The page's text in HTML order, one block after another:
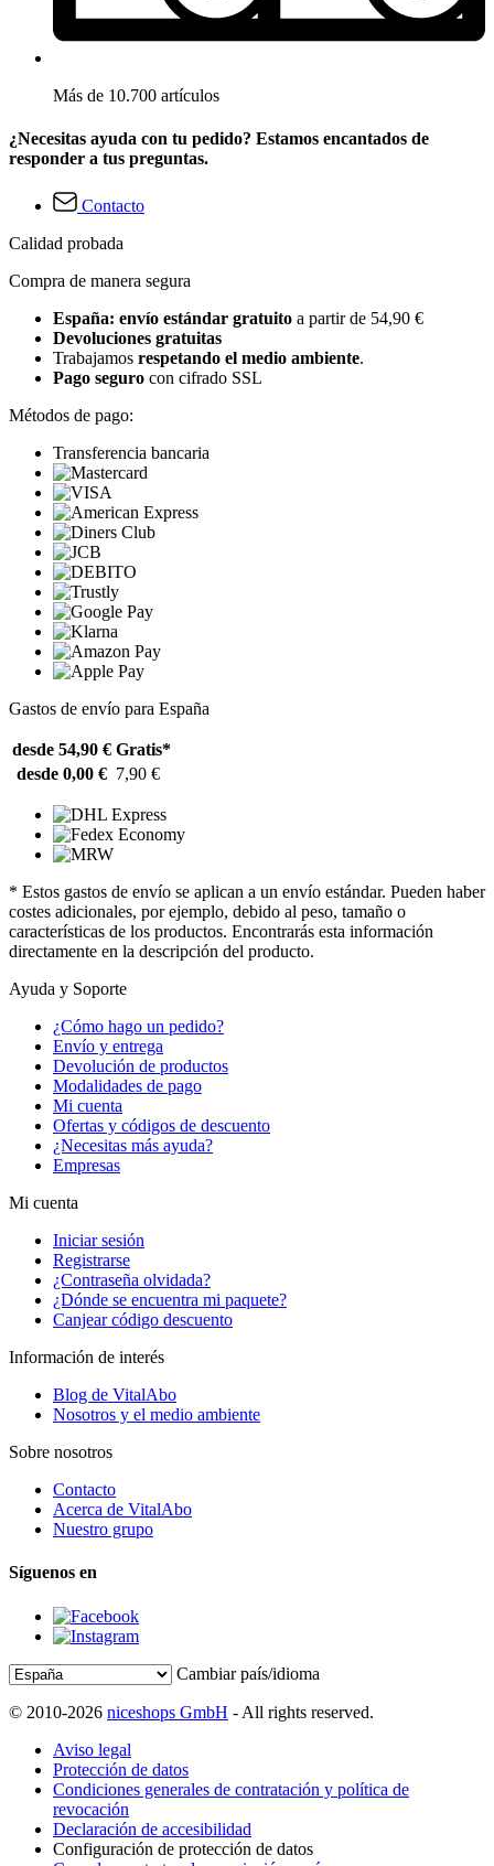
Más de 10.700 artículos
¿Necesitas ayuda con tu pedido? Estamos encantados de
responder a tus preguntas.
Contacto
Calidad probada
Compra de manera segura
España: envío estándar gratuito a partir de 54,90 €
Devoluciones gratuitas
Trabajamos respetando el medio ambiente.
Pago seguro con cifrado SSL
Métodos de pago:
Transferencia bancaria
Gastos de envío para España
desde 54,90 € Gratis*
desde 0,00 € 7,90 €
* Estos gastos de envío se aplican a un envío estándar. Pueden haber
costes adicionales, por ejemplo, debido al peso, tamaño o
características de los productos. Encontrarás esta información
directamente en la descripción del producto.
Ayuda y Soporte
¿Cómo hago un pedido?
Envío y entrega
Devolución de productos
Modalidades de pago
Mi cuenta
Ofertas y códigos de descuento
¿Necesitas más ayuda?
Empresas
Mi cuenta
Iniciar sesión
Registrarse
¿Contraseña olvidada?
¿Dónde se encuentra mi paquete?
Canjear código descuento
Información de interés
Blog de VitalAbo
Nosotros y el medio ambiente
Sobre nosotros
Contacto
Acerca de VitalAbo
Nuestro grupo
Síguenos en
Cambiar país/idioma
© 2010-2026 niceshops GmbH - All rights reserved.
Aviso legal
Protección de datos
Condiciones generales de contratación y política de
revocación
Declaración de accesibilidad
Configuración de protección de datos